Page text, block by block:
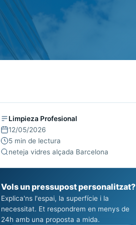
Limpieza Profesional
12/05/2026
5 min de lectura
neteja vidres alçada Barcelona
Vols un pressupost personalitzat?
Explica'ns l'espai, la superfície i la
necessitat. Et respondrem en menys de
24h amb una proposta a mida.